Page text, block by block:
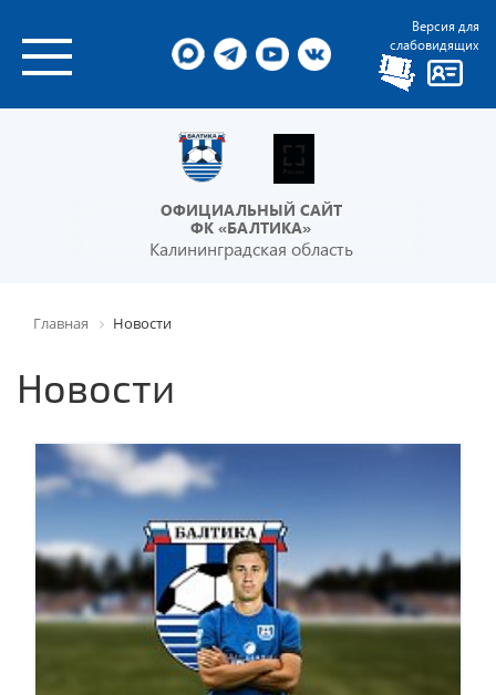
Версия для
слабовидящих
ОФИЦИАЛЬНЫЙ САЙТ
ФК «БАЛТИКА»
Калининградская область
Главная Новости
Новости